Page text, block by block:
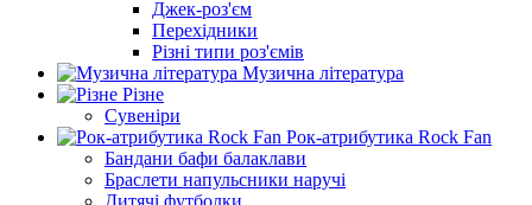
Джек-роз'єм
Перехідники
Різні типи роз'ємів
Музична література
Різне
Сувеніри
Рок-атрибутика Rock Fan
Бандани бафи балаклави
Браслети напульсники наручі
Дитячі футболки